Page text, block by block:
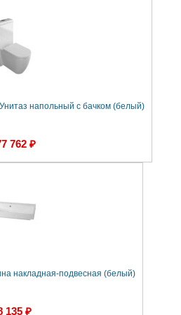
напольный с бачком (белый)
762 ₽
накладная-подвесная (белый)
135 ₽